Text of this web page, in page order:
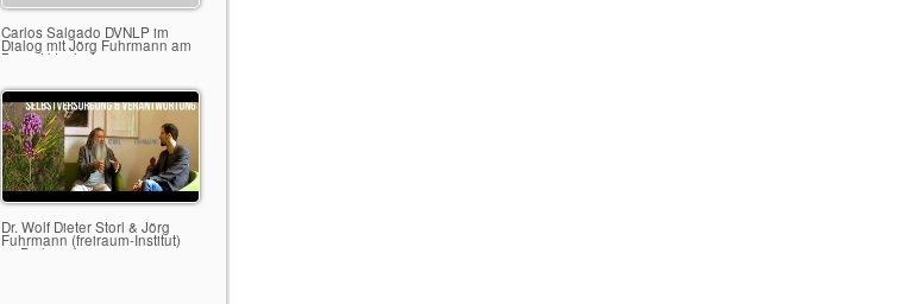
Carlos Salgado DVNLP im
Dialog mit Jörg Fuhrmann am
Benediktushof
Dr. Wolf Dieter Storl & Jörg
Fuhrmann (freiraum-Institut)
im Dialog über